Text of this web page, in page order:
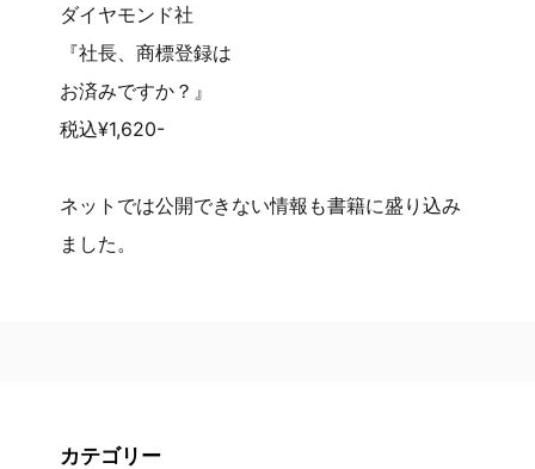
ダイヤモンド社
『社長、商標登録は
お済みですか？』
税込¥1,620-
ネットでは公開できない情報も書籍に盛り込み
ました。
カテゴリー